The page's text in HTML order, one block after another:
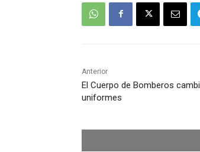
Anterior
El Cuerpo de Bomberos
uniformes